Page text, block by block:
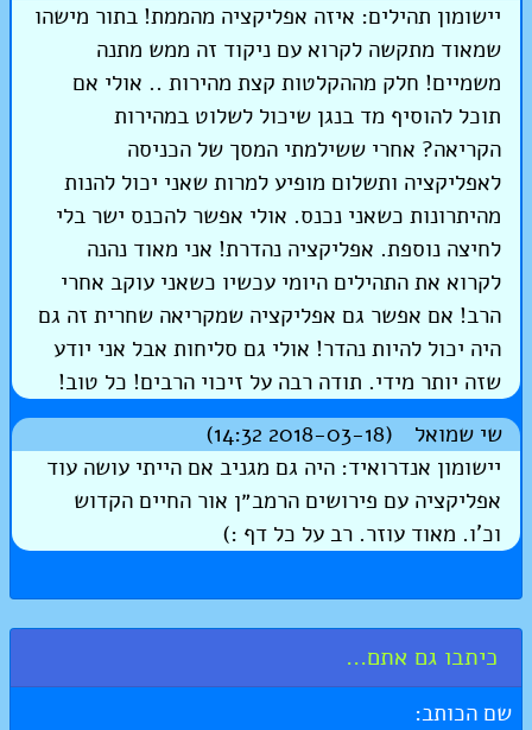
יישומון תהילים: איזה אפליקציה מהממת! בתור מישהו
שמאוד מתקשה לקרוא עם ניקוד זה ממש מתנה
משמיים! חלק מההקלטות קצת מהירות .. אולי אם
תוכל להוסיף מד בנגן שיכול לשלוט במהירות
הקריאה? אחרי ששילמתי המסך של הכניסה
לאפליקציה ותשלום מופיע למרות שאני יכול להנות
מהיתרונות כשאני נכנס. אולי אפשר להכנס ישר בלי
לחיצה נוספת. אפליקציה נהדרת! אני מאוד נהנה
לקרוא את התהילים היומי עכשיו כשאני עוקב אחרי
הרב! אם אפשר גם אפליקציה שמקריאה שחרית זה גם
היה יכול להיות נהדר! אולי גם סליחות אבל אני יודע
שזה יותר מידי. תודה רבה על זיכוי הרבים! כל טוב!
שי שמואל (2018-03-18 14:32)
יישומון אנדרואיד: היה גם מגניב אם הייתי עושה עוד
אפליקציה עם פירושים הרמב״ן אור החיים הקדוש
וכ'ו. מאוד עוזר. רב על כל דף :)
כיתבו גם אתם...
שם הכותב: